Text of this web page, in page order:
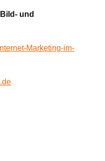
und
Internet-Marketing-im-